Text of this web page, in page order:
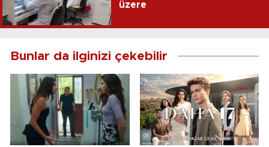
üzere
Bunlar da ilginizi çekebilir